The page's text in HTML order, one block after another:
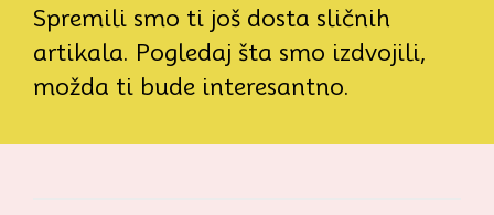
Spremili smo ti još dosta sličnih
artikala. Pogledaj šta smo izdvojili,
možda ti bude interesantno.